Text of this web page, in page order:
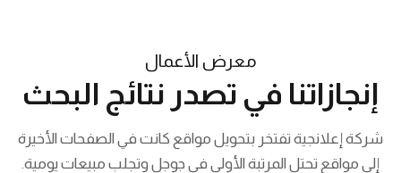
معرض الأعمال
إنجازاتنا في تصدر نتائج البحث
شركة إعلانجية تفتخر بتحويل مواقع كانت في الصفحات الأخيرة
إلى مواقع تحتل المرتبة الأولى في جوجل وتجلب مبيعات يومية.